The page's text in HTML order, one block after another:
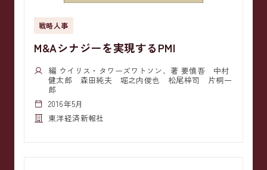
戦略人事
M&Aシナジーを実現するPMI
編 ウイリス・タワーズワトソン、著 要慎吾 中村
健太郎 森田純夫 堀之内俊也 松尾梓司 片桐一
郎
2016年5月
東洋経済新報社